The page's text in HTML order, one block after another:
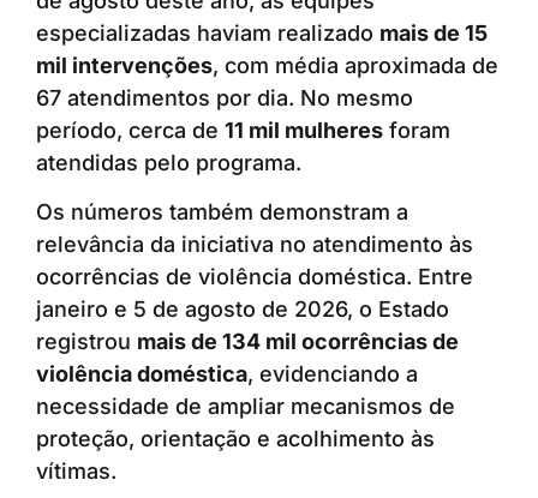
especializadas haviam realizado mais de 15
mil intervenções, com média aproximada de
67 atendimentos por dia. No mesmo
período, cerca de 11 mil mulheres foram
atendidas pelo programa.
Os números também demonstram a
relevância da iniciativa no atendimento às
ocorrências de violência doméstica. Entre
janeiro e 5 de agosto de 2026, o Estado
registrou mais de 134 mil ocorrências de
violência doméstica, evidenciando a
necessidade de ampliar mecanismos de
proteção, orientação e acolhimento às
vítimas.